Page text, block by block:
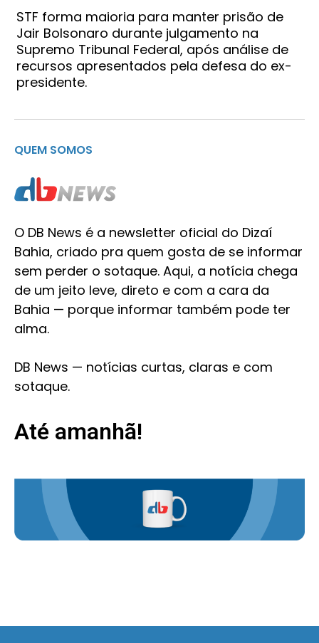
STF forma maioria para manter prisão de
Jair Bolsonaro durante julgamento na
Supremo Tribunal Federal, após análise de
recursos apresentados pela defesa do ex-
presidente.
QUEM SOMOS
O DB News é a newsletter oficial do Dizaí
Bahia, criado pra quem gosta de se informar
sem perder o sotaque. Aqui, a notícia chega
de um jeito leve, direto e com a cara da
Bahia — porque informar também pode ter
alma.
DB News — notícias curtas, claras e com
sotaque.
Até amanhã!